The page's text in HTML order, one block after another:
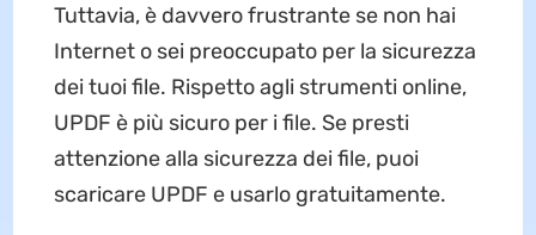
Tuttavia, è davvero frustrante se non hai
Internet o sei preoccupato per la sicurezza
dei tuoi file. Rispetto agli strumenti online,
UPDF è più sicuro per i file. Se presti
attenzione alla sicurezza dei file, puoi
scaricare UPDF e usarlo gratuitamente.